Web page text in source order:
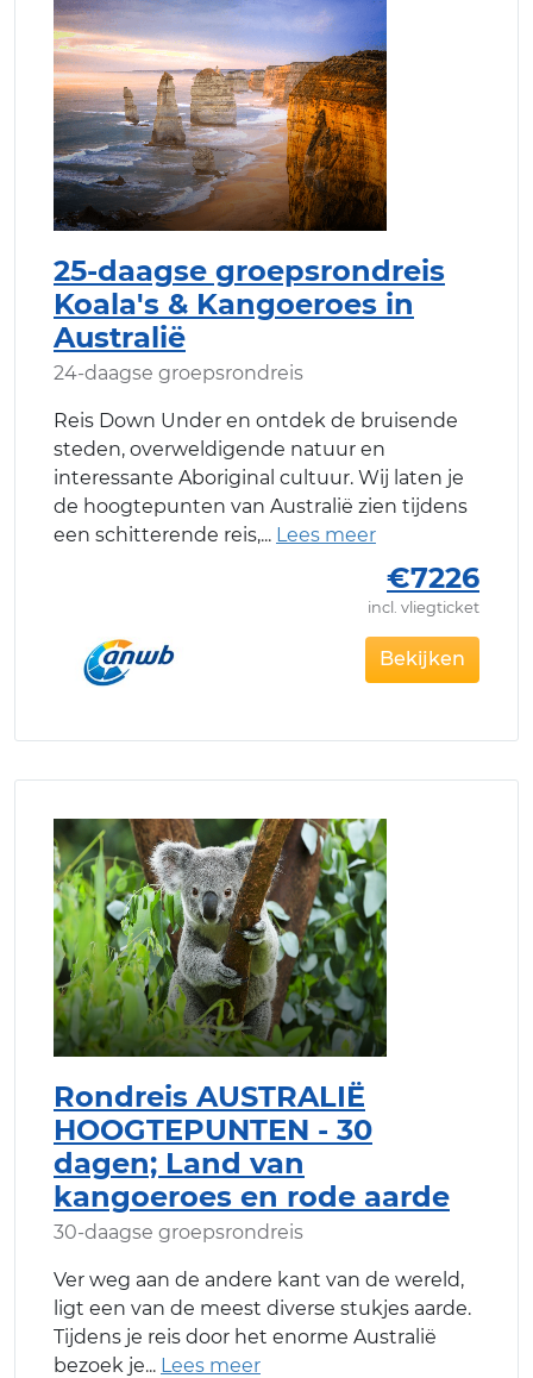
25-daagse groepsrondreis
Koala's & Kangoeroes in
Australië
24-daagse groepsrondreis
Reis Down Under en ontdek de bruisende
steden, overweldigende natuur en
interessante Aboriginal cultuur. Wij laten je
de hoogtepunten van Australië zien tijdens
een schitterende reis,
€7226
incl. vliegticket
Bekijken
Rondreis AUSTRALIË
HOOGTEPUNTEN - 30
dagen; Land van
kangoeroes en rode aarde
30-daagse groepsrondreis
Ver weg aan de andere kant van de wereld,
ligt een van de meest diverse stukjes aarde.
Tijdens je reis door het enorme Australië
bezoek je